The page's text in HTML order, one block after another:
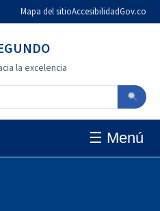
Mapa del sitioAccesibilidadGov.co
la excelencia
☰ Menú